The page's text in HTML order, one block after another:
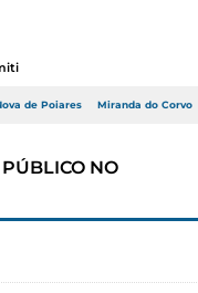
a adj...
de Poiares Miranda do Corvo
NO